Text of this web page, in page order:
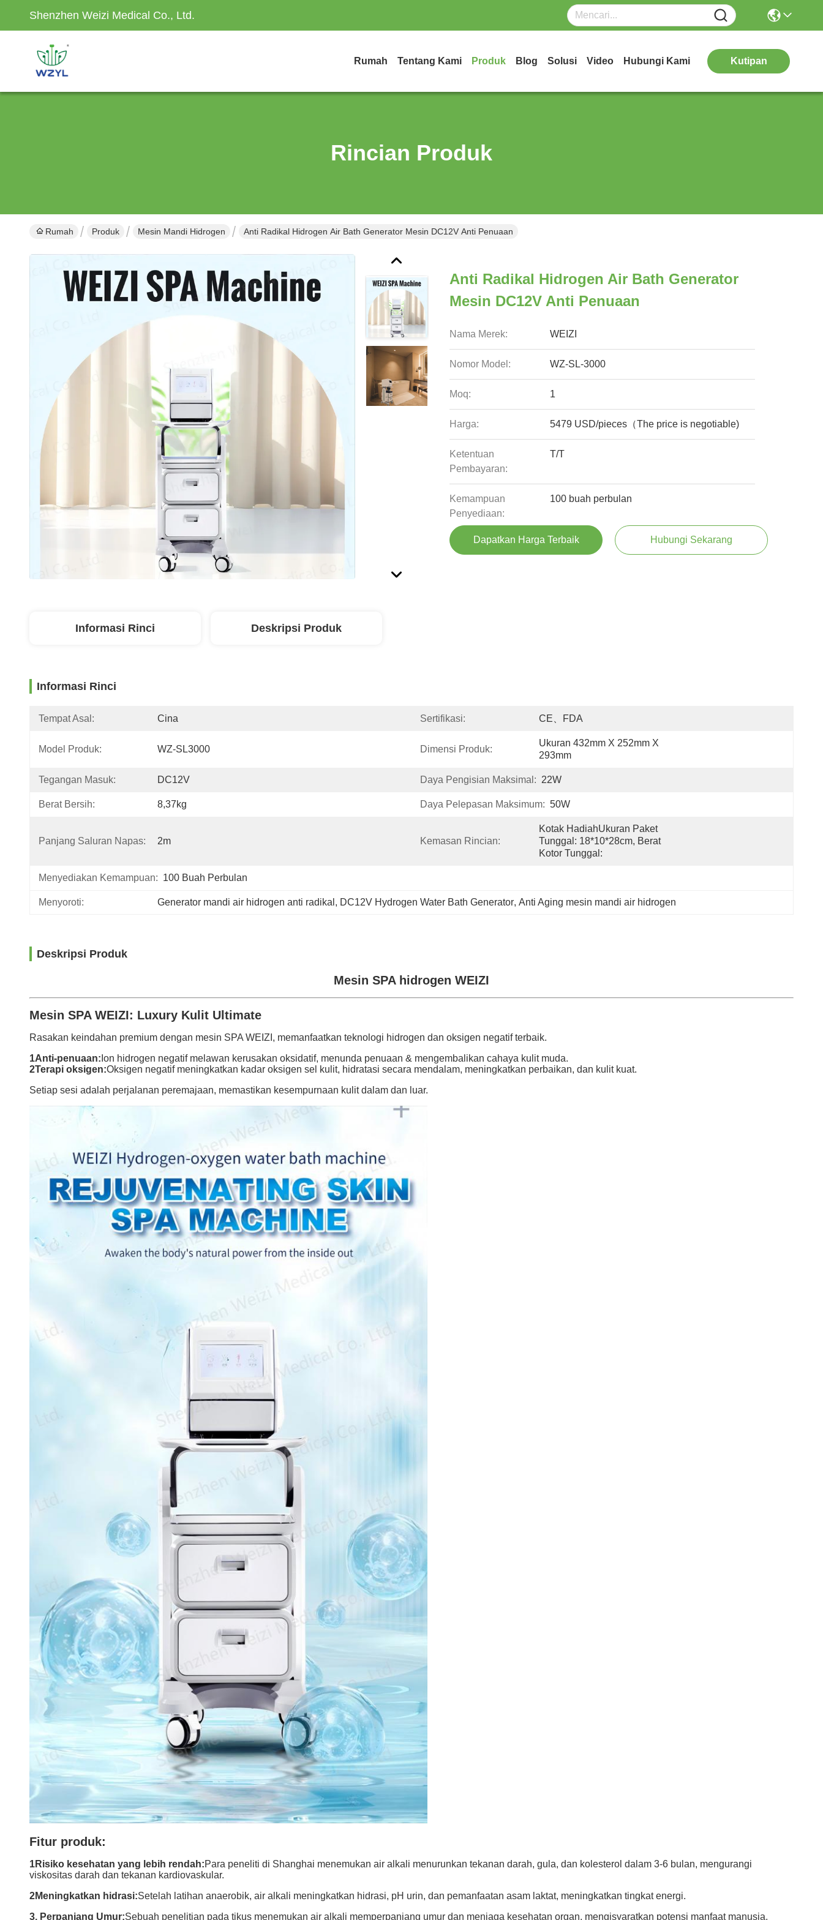
Shenzhen Weizi Medical Co., Ltd.
Rumah Tentang Kami Produk Blog Solusi Video Hubungi Kami Kutipan
Rincian Produk
Rumah Produk Mesin Mandi Hidrogen Anti Radikal Hidrogen Air Bath Generator Mesin DC12V Anti Penuaan
Anti Radikal Hidrogen Air Bath Generator
Mesin DC12V Anti Penuaan
Nama Merek: WEIZI
Nomor Model: WZ-SL-3000
Moq: 1
Harga: 5479 USD/pieces（The price is negotiable)
Ketentuan
Pembayaran:
T/T
Kemampuan
Penyediaan:
100 buah perbulan
Dapatkan Harga Terbaik Hubungi Sekarang
Informasi Rinci Deskripsi Produk
Informasi Rinci
Tempat Asal: Cina Sertifikasi: CE、FDA
Model Produk: WZ-SL3000 Dimensi Produk:
Ukuran 432mm X 252mm X
293mm
Tegangan Masuk: DC12V Daya Pengisian Maksimal: 22W
Berat Bersih: 8,37kg Daya Pelepasan Maksimum: 50W
Panjang Saluran Napas: 2m Kemasan Rincian:
Kotak HadiahUkuran Paket
Tunggal: 18*10*28cm, Berat
Kotor Tunggal:
Menyediakan Kemampuan: 100 Buah Perbulan
Menyoroti: Generator mandi air hidrogen anti radikal , DC12V Hydrogen Water Bath Generator, Anti Aging mesin mandi air hidrogen
Deskripsi Produk
Mesin SPA hidrogen WEIZI
Mesin SPA WEIZI: Luxury Kulit Ultimate
Rasakan keindahan premium dengan mesin SPA WEIZI, memanfaatkan teknologi hidrogen dan oksigen negatif terbaik.
1Anti-penuaan: Ion hidrogen negatif melawan kerusakan oksidatif, menunda penuaan & mengembalikan cahaya kulit muda.
2Terapi oksigen:Oksigen negatif meningkatkan kadar oksigen sel kulit, hidratasi secara mendalam, meningkatkan perbaikan, dan kulit kuat.
Setiap sesi adalah perjalanan peremajaan, memastikan kesempurnaan kulit dalam dan luar.
Fitur produk:
1Risiko kesehatan yang lebih rendah:Para peneliti di Shanghai menemukan air alkali menurunkan tekanan darah, gula, dan kolesterol dalam 3-6 bulan, mengurangi
viskositas darah dan tekanan kardiovaskular.
2Meningkatkan hidrasi:Setelah latihan anaerobik, air alkali meningkatkan hidrasi, pH urin, dan pemanfaatan asam laktat, meningkatkan tingkat energi.
3. Perpanjang Umur:Sebuah penelitian pada tikus menemukan air alkali memperpanjang umur dan menjaga kesehatan organ, mengisyaratkan potensi manfaat manusia.